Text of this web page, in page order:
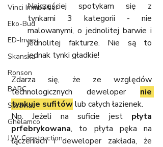
Vinci Immobilier
Eko-Bud
ED-Invest
Skanska
Ronson
BARC
Spravia
Ghelamco
J.W. Construction
Najczęściej spotykam się z
tynkami 3 kategorii - nie
malowanymi, o jednolitej barwie i
jednolitej fakturze. Nie są to
jednak tynki gładkie!
Zdarza się, że ze względów
technologicznych deweloper nie
tynkuje sufitów lub całych łazienek.
Np. Jeżeli na suficie jest płyta
prfebrykowana, to płyta pęka na
łączeniach i deweloper zakłada, że